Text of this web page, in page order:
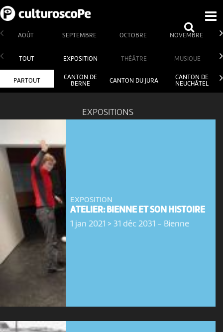
AOÛT SEPTEMBRE OCTOBRE NOVEMBRE
TOUT EXPOSITION THÉÂTRE MUSIQUE
PARTOUT
CANTON DE
BERNE
CANTON DU JURA
CANTON DE
NEUCHÂTEL
EXPOSITIONS
EXPOSITION
ATELIER: BIENNE ET SON HISTOIRE
1 jan 2021 > 31 déc 2031 - Bienne